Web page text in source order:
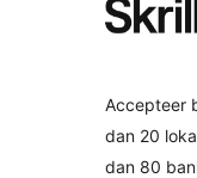
Accepteer
dan 20
dan 80